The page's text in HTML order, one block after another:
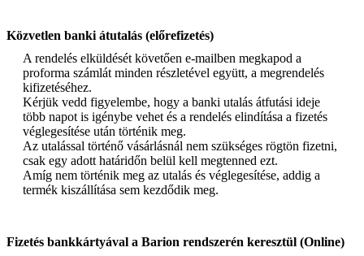
Közvetlen banki átutalás (előrefizetés)
A rendelés elküldését követően e-mailben megkapod a
proforma számlát minden részletével együtt, a megrendelés
kifizetéséhez.
Kérjük vedd figyelembe, hogy a banki utalás átfutási ideje
több napot is igénybe vehet és a rendelés elindítása a fizetés
véglegesítése után történik meg.
Az utalással történő vásárlásnál nem szükséges rögtön fizetni,
csak egy adott határidőn belül kell megtenned ezt.
Amíg nem történik meg az utalás és véglegesítése, addig a
termék kiszállítása sem kezdődik meg.
Fizetés bankkártyával a Barion rendszerén keresztül (Online)